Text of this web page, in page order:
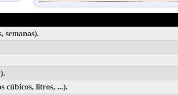
semanas).
cúbicos, litros, ...).